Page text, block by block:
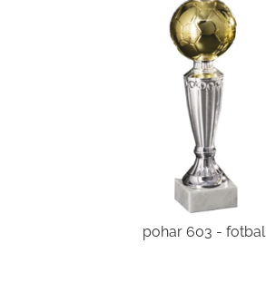
pohar 603 - fotbal